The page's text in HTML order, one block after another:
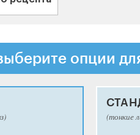
опции
(тонкие